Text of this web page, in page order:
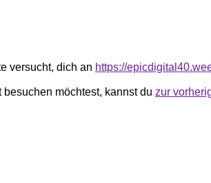
versucht, dich an https://
möchtest, kannst du zur